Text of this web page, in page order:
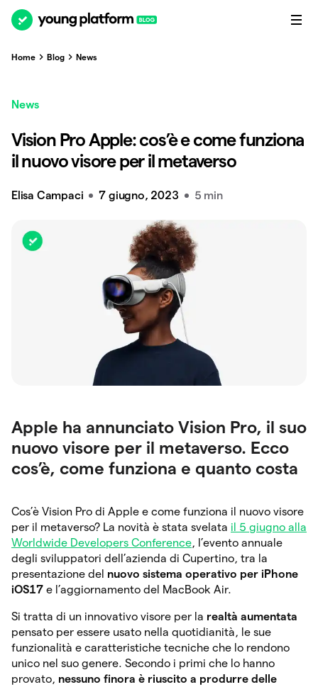
Home Blog News
News
Vision Pro Apple: cos’è e come funziona
il nuovo visore per il metaverso
Elisa Campaci 7 giugno, 2023 5 min
Apple ha annunciato Vision Pro, il suo
nuovo visore per il metaverso. Ecco
cos’è, come funziona e quanto costa
Cos’è Vision Pro di Apple e come funziona il nuovo visore
per il metaverso? La novità è stata svelata il 5 giugno alla
Worldwide Developers Conference, l’evento annuale
degli sviluppatori dell’azienda di Cupertino, tra la
presentazione del nuovo sistema operativo per iPhone
iOS17 e l’aggiornamento del MacBook Air.
Si tratta di un innovativo visore per la realtà aumentata
pensato per essere usato nella quotidianità, le sue
funzionalità e caratteristiche tecniche che lo rendono
unico nel suo genere. Secondo i primi che lo hanno
provato, nessuno finora è riuscito a produrre delle